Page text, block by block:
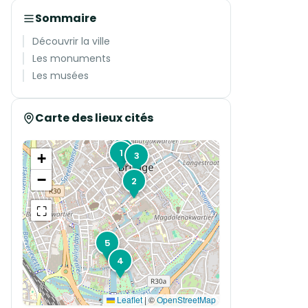
Sommaire
Découvrir la ville
Les monuments
Les musées
Carte des lieux cités
1
2
3
4
5
A
+
−
⛶
Leaflet| ©OpenStreetMap